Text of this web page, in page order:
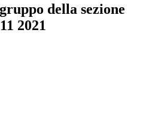
della sezione
2021